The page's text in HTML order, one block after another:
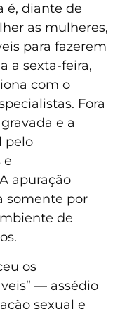
é, diante de
as mulheres,
para fazerem
a sexta-feira,
com o
Fora
e a
pelo
e
apuração
somente por
de
os
— assédio
sexual e